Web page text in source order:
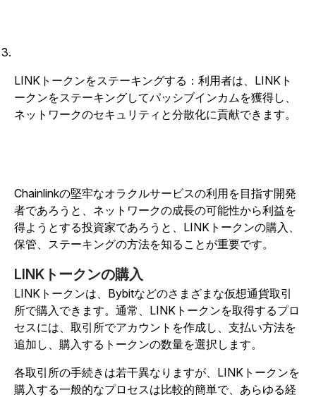
LINKトークンをステーキングする：利用者は、LINKト
ークンをステーキングしてパッシブインカムを獲得し、
ネットワークのセキュリティと分散化に貢献できます。
Chainlinkの堅牢なオラクルサービスの利用を目指す開発
者であろうと、ネットワークの成長の可能性から利益を
得ようとする投資家であろうと、LINKトークンの購入、
保管、ステーキングの方法を知ることが重要です。
LINKトークンの購入
LINKトークンは、Bybitなどのさまざまな仮想通貨取引
所で購入できます。通常、LINKトークンを取得するプロ
セスには、取引所でアカウントを作成し、支払い方法を
追加し、購入するトークンの数量を選択します。
各取引所の手続きは若干異なりますが、LINKトークンを
購入する一般的なプロセスは比較的簡単で、あらゆる経